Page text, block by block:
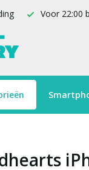
Voor 22:00